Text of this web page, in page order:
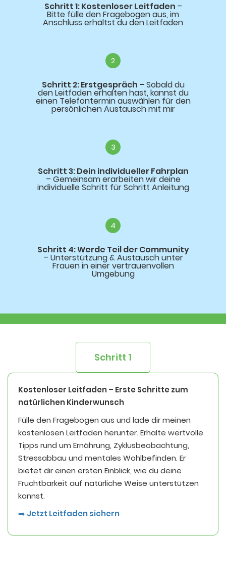
Schritt 1: Kostenloser Leitfaden –
Bitte fülle den Fragebogen aus, im
Anschluss erhältst du den Leitfaden
2
Schritt 2:Erstgespräch –Sobald du
den Leitfaden erhalten hast, kannst du
einen Telefontermin auswählen für den
persönlichen Austausch mit mir
3
Schritt 3: Dein individueller Fahrplan
– Gemeinsam erarbeiten wir deine
individuelle Schritt für Schritt Anleitung
4
Schritt 4:Werde Teil der Community
– Unterstützung & Austausch unter
Frauen in einer vertrauenvollen
Umgebung
Schritt 1
Kostenloser Leitfaden – Erste Schritte zum
natürlichen Kinderwunsch
Fülle den Fragebogen aus und lade dir meinen
kostenlosen Leitfaden herunter. Erhalte wertvolle
Tipps rund um Ernährung, Zyklusbeobachtung,
Stressabbau und mentales Wohlbefinden. Er
bietet dir einen ersten Einblick, wie du deine
Fruchtbarkeit auf natürliche Weise unterstützen
kannst.
➡️ Jetzt Leitfaden sichern